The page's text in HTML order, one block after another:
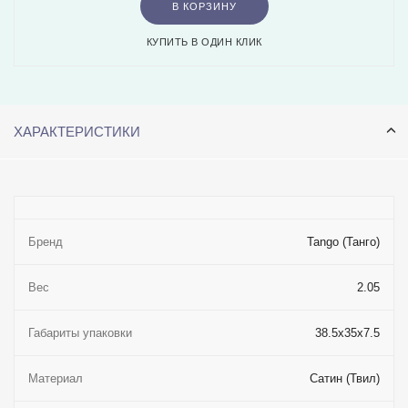
В КОРЗИНУ
КУПИТЬ В ОДИН КЛИК
ХАРАКТЕРИСТИКИ
Бренд Tango (Танго)
Вес 2.05
Габариты упаковки 38.5x35x7.5
Материал Сатин (Твил)